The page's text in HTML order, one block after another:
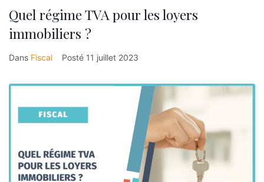
Quel régime TVA pour les loyers
immobiliers ?
Dans Fiscal Posté 11 juillet 2023